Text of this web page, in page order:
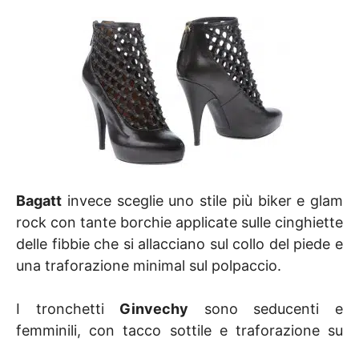
Bagatt invece sceglie uno stile più biker e glam
rock con tante borchie applicate sulle cinghiette
delle fibbie che si allacciano sul collo del piede e
una traforazione minimal sul polpaccio.
I tronchetti Ginvechy sono seducenti e
femminili, con tacco sottile e traforazione su